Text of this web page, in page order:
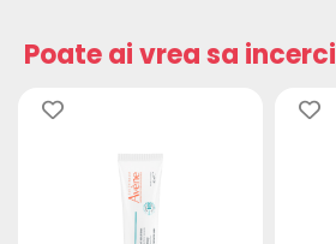
Poate ai vrea sa incerci